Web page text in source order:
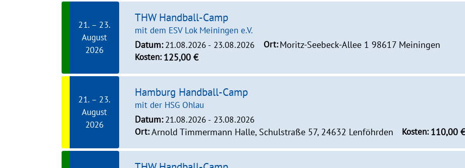
21. – 23.
August
2026
THW Handball-Camp
mit dem ESV Lok Meiningen e.V.
Datum: 21.08.2026 - 23.08.2026 Ort:Moritz-Seebeck-Allee 1 98617 Meiningen
Kosten: 125,00 €
21. – 23.
August
2026
Hamburg Handball-Camp
mit der HSG Ohlau
Datum: 21.08.2026 - 23.08.2026
Ort:Arnold Timmermann Halle, Schulstraße 57, 24632 Lenföhrden Kosten: 110,00 €